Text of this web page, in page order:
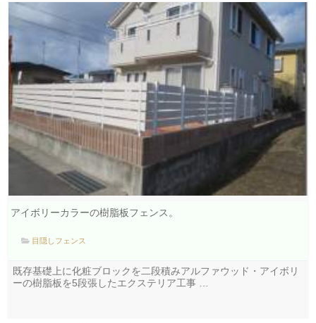
アイボリーカラーの樹脂板フェンス。
目隠しフェンス
既存基礎上に化粧ブロックを二段積みアルファウッド・アイボリ
ーの樹脂板を5段張したエクステリア工事 …